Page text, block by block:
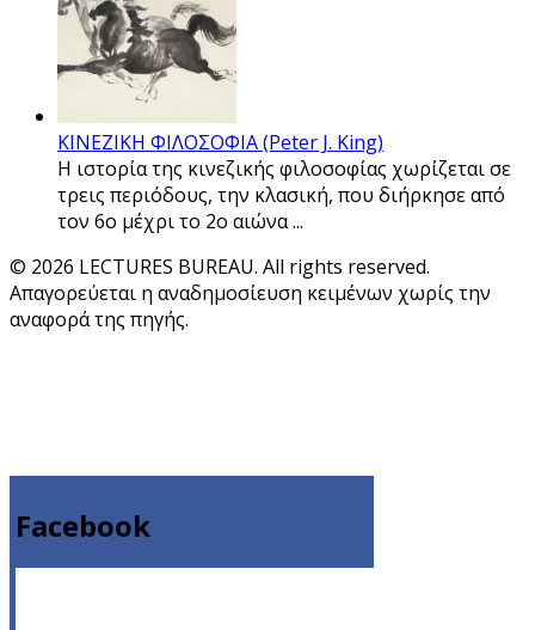
ΚΙΝΕΖΙΚΗ ΦΙΛΟΣΟΦΙΑ (Peter J. King)
Η ιστορία της κινεζικής φιλοσοφίας χωρίζεται σε
τρεις περιόδους, την κλασική, που διήρκησε από
τον 6ο μέχρι το 2ο αιώνα ...
© 2026 LECTURES BUREAU. All rights reserved.
Απαγορεύεται η αναδημοσίευση κειμένων χωρίς την
αναφορά της πηγής.
Facebook